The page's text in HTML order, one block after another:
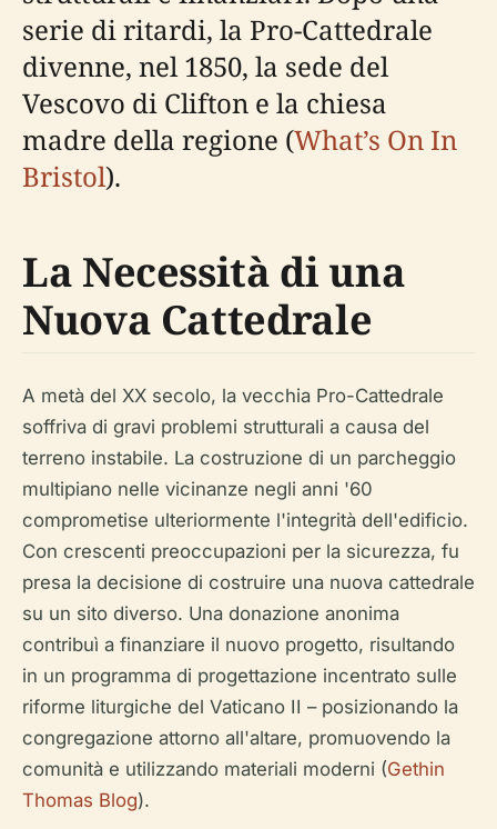
serie di ritardi, la Pro-Cattedrale
divenne, nel 1850, la sede del
Vescovo di Clifton e la chiesa
madre della regione (What’s On In
Bristol).
La Necessità di una
Nuova Cattedrale
A metà del XX secolo, la vecchia Pro-Cattedrale
soffriva di gravi problemi strutturali a causa del
terreno instabile. La costruzione di un parcheggio
multipiano nelle vicinanze negli anni '60
comprometise ulteriormente l'integrità dell'edificio.
Con crescenti preoccupazioni per la sicurezza, fu
presa la decisione di costruire una nuova cattedrale
su un sito diverso. Una donazione anonima
contribuì a finanziare il nuovo progetto, risultando
in un programma di progettazione incentrato sulle
riforme liturgiche del Vaticano II – posizionando la
congregazione attorno all'altare, promuovendo la
comunità e utilizzando materiali moderni (Gethin
Thomas Blog).